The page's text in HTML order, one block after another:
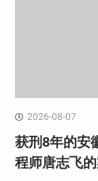
2026-08-07
获刑8年的安
程师唐志飞